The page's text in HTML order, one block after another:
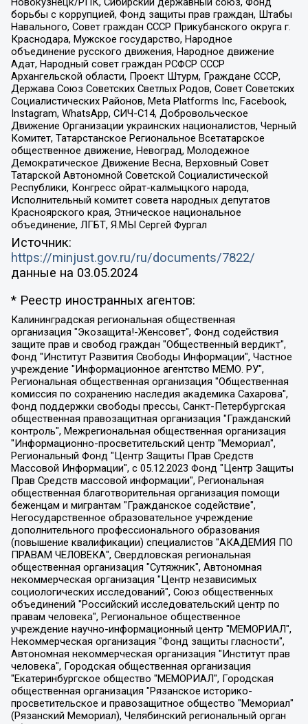
борьбы с коррупцией, Фонд защиты прав граждан, Штабы
Навального, Совет граждан СССР Прикубанского округа г.
Краснодара, Мужское государство, Народное
объединение русского движения, Народное движение
Адат, Народный совет граждан РСФСР СССР
Архангельской области, Проект Штурм, Граждане СССР,
Держава Союз Советских Светлых Родов, Совет Советских
Социалистических Районов, Meta Platforms Inc, Facebook,
Instagram, WhatsApp, СИЧ-С14, Добровольческое
Движение Организации украинских националистов, Черный
Комитет, Татарстанское Региональное Всетатарское
общественное движение, Невоград, Молодежное
Демократическое Движение Весна, Верховный Совет
Татарской Автономной Советской Социалистической
Республики, Конгресс ойрат-калмыцкого народа,
Исполнительный комитет совета народных депутатов
Красноярского края, Этническое национальное
объединение, ЛГБТ, Я.МЫ Сергей Фургал
Источник:
https://minjust.gov.ru/ru/documents/7822/
данные на 03.05.2024
* Реестр иностранных агентов:
Калининградская региональная общественная организация "Экозащита!-Женсовет", Фонд содействия защите прав и свобод граждан "Общественный вердикт", Фонд "Институт Развития Свободы Информации", Частное учреждение "Информационное агентство МЕМО. РУ", Региональная общественная организация "Общественная комиссия по сохранению наследия академика Сахарова", Фонд поддержки свободы прессы, Санкт-Петербургская общественная правозащитная организация "Гражданский контроль", Межрегиональная общественная организация "Информационно-просветительский центр "Мемориал", Региональный Фонд "Центр Защиты Прав Средств Массовой Информации", с 05.12.2023 Фонд "Центр Защиты Прав Средств массовой информации", Региональная общественная благотворительная организация помощи беженцам и мигрантам "Гражданское содействие", Негосударственное образовательное учреждение дополнительного профессионального образования (повышение квалификации) специалистов "АКАДЕМИЯ ПО ПРАВАМ ЧЕЛОВЕКА", Свердловская региональная общественная организация "Сутяжник", Автономная некоммерческая организация "Центр независимых социологических исследований", Союз общественных объединений "Российский исследовательский центр по правам человека", Региональное общественное учреждение научно-информационный центр "МЕМОРИАЛ", Некоммерческая организация "Фонд защиты гласности", Автономная некоммерческая организация "Институт прав человека", Городская общественная организация "Екатеринбургское общество "МЕМОРИАЛ", Городская общественная организация "Рязанское историко-просветительское и правозащитное общество "Мемориал" (Рязанский Мемориал), Челябинский региональный орган общественной самодеятельности – женское общественное объединение "Женщины Евразии", Челябинский региональный орган общественной самодеятельности "Уральская правозащитная группа", Фонд содействия защите здоровья и социальной справедливости имени Андрея Рылькова, Автономная Некоммерческая Организация "Аналитический Центр Юрия Левады", Автономная некоммерческая организация социальной поддержки населения "Проект Апрель", Региональная общественная организация помощи женщинам и детям, находящимся в кризисной ситуации "Информационно-методический центр "Анна", Фонд содействия развитию массовых коммуникаций и правовому просвещению "Так-так-Так", Фонд содействия устойчивому развитию "Серебряная тайга", Свердловский региональный общественный фонд социальных проектов "Новое время", "Idel.Реалии", Кавказ.Реалии, Крым.Реалии, Телеканал Настоящее Время, Татаро-башкирская служба Радио Свобода (Azatliq Radiosi), Радио Свободная Европа/Радио Свобода (PCE/PC), "Сибирь.Реалии", "Фактограф", Благотворительный фонд помощи осужденным и их семьям, Автономная некоммерческая организация "Институт глобализации и социальных движений", Фонд "В защиту прав заключенных", Частное учреждение "Центр поддержки и содействия развитию средств массовой информации", Пензенский региональный общественный благотворительный фонд "Гражданский союз", "Север.Реалии", Некоммерческая организация Фонд "Правовая инициатива", Общество с ограниченной ответственностью "Радио Свободная Европа/Радио Свобода", Чешское информационное агентство "MEDIUM-ORIENT", Красноярская региональная общественная организация "Мы против СПИДа", Камалягин Денис Николаевич, Маркелов Сергей Евгеньевич, Пономарев Лев Александрович, Савицкая Людмила Алексеевна, Автономная некоммерческая организация "Центр по работе с проблемой насилия "НАСИЛИЮ.НЕТ", Межрегиональный профессиональный союз работников здравоохранения "Альянс врачей", Юридическое лицо, зарегистрированное в Латвийской Республике, SIA "Medusa Project" (регистрационный номер 40103797863, дата регистрации 10.06.2014), Некоммерческая организация "Фонд по борьбе с коррупцией", Автономная некоммерческая организация "Институт права и публичной политики", Баданин Роман Сергеевич, Гликин Максим Александрович, Железнова Мария Михайловна, Лукьянова Юлия Сергеевна, Маетная Елизавета Витальевна, Маняхин Петр Борисович, Чуракова Ольга Владимировна, Ярош Юлия Петровна, Юридическое лицо "The Insider SIA", зарегистрированное в Риге, Латвийская Республика (дата регистрации 26.06.2015), являющееся администратором доменного имени интернет-издания "The Insider SIA", https://theins.ru, Постернак Алексей Евгеньевич, Рубин Михаил Аркадьевич, Анин Роман Александрович, Юридическое лицо Istories fonds, зарегистрированное в Латвийской Республике (регистрационный номер 50008295751, дата регистрации 24.02.2020), Великовский Дмитрий Александрович, Долинина Ирина Николаевна, Мароховская Алеся Алексеевна, Шлейнов Роман Юрьевич, Шмагун Олеся Валентиновна, Общество с ограниченной ответственностью "Альтаир 2021", Общество с ограниченной ответственностью "Вега 2021", Общество с ограниченной ответственностью "Главный редактор 2021", Общество с ограниченной ответственностью "Ромашки монолит", Важенков Артем Валерьевич, Ивановская областная общественная организация "Центр гендерных исследований", Гурман Юрий Альбертович, Медиапроект "ОВД-Инфо", Егоров Владимир Владимирович, Жилинский Владимир Александрович, Общество с ограниченной ответственностью "ЗП", Иванова София Юрьевна, Карезина Инна Павловна, Кильтау Екатерина Викторовна, Петров Алексей Викторович, Пискунов Сергей Евгеньевич, Смирнов Сергей Сергеевич, Тихонов Михаил Сергеевич, Общество с ограниченной ответственностью "ЖУРНАЛИСТ-ИНОСТРАННЫЙ АГЕНТ", Арапова Галина Юрьевна, Вольтская Татьяна Анатольевна, Американская компания "Mason G.E.S. Anonymous Foundation" (США), являющаяся владельцем интернет-издания https://mnews.world/, Компания "Stichting Bellingcat", зарегистрированная в Нидерландах (дата регистрации 11.07.2018), Захаров Андрей Вячеславович, Клепиковская Екатерина Дмитриевна, Общество с ограниченной ответственностью "МЕМО", Перл Роман Александрович, Симонов Евгений Алексеевич, Соловьева Елена Анатольевна, Сотников Даниил Владимирович, Сурначева Елизавета Дмитриевна, Автономная некоммерческая организация по защите прав человека и информированию населения "Якутия – Наше Мнение", Общество с ограниченной ответственностью "Москоу диджитал медиа", с 26.01.2023 Общество с ограниченной ответственностью "Чайка Белые сады", Ветошкина Валерия Валерьевна, Заговора Максим Александрович, Межрегиональное общественное движение "Российская ЛГБТ - сеть", Оленичев Максим Владимирович, Павлов Иван Юрьевич, Скворцова Елена Сергеевна, Общество с ограниченной ответственностью "Как бы инагент", Кочетков Игорь Викторович, Общество с ограниченной ответственностью "Честные выборы", Еланчик Олег Александрович, Общество с ограниченной ответственностью "Нобелевский призыв", Гималова Регина Эмилевна, Григорьев Андрей Валерьевич, Григорьева Алина Александровна, Ассоциация по содействию защите прав призывников, альтернативнослужащих и военнослужащих "Правозащитная группа "Гражданин.Армия.Право", Хисамова Регина Фаритовна, Автономная некоммерческая организация по реализации социально-правовых программ "Лилит", Дальневосточное общественное движение "Маяк", Санкт-Петербургская ЛГБТ-инициативная группа "Выход", Инициативная группа ЛГБТ+ "Реверс", Алексеев Андрей Викторович, Бекбулатова Таисия Львовна, Беляев Иван Михайлович, Владыкина Елена Сергеевна, Гельман Марат Александрович, Никульшина Вероника Юрьевна, Толоконникова Надежда Андреевна, Шендерович Виктор Анатольевич, Общество с ограниченной ответственностью "Данное сообщение", Общество с ограниченной ответственностью Издательский дом "Новая глава", Айнбиндер Александра Александровна, Московский комьюнити-центр для ЛГБТ+инициатив, Благотворительный фонд развития филантропии, Deutsche Welle (Германия, Kurt-Schumacher-Strasse 3, 53113 Bonn), Борзунова Мария Михайловна, Воробьев Виктор Викторович, Голубева Анна Львовна, Константинова Алла Михайловна, Малкова Ирина Владимировна, Мурадов Мурад Абдулгалимович, Осетинская Елизавета Николаевна, Понасенков Евгений Николаевич, Ганапольский Матвей Юрьевич, Киселев Евгений Алексеевич, Борухович Ирина Григорьевна, Дремин Иван Тимофеевич, Дубровский Дмитрий Викторович, Красноярская региональная общественная организация поддержки и развития альтернативных образовательных технологий и межкультурных коммуникаций "ИНТЕРРА", Маяковская Екатерина Алексеевна, Фейгин Марк Захарович, Филимонов Андрей Викторович, Дзугкоева Регина Николаевна, Доброхотов Роман Александрович, Дудь Юрий Александрович, Елкин Сергей Владимирович, Кругликов Кирилл Игоревич, Сабунаева Мария Леонидовна, Семенов Алексей Владимирович, Шаинян Карен Багратович, Шульман Екатерина Михайловна, Асафьев Артур Валерьевич, Вахштайн Виктор Семенович, Венедиктов Алексей Алексеевич, Лушникова Екатерина Евгеньевна, Волков Леонид Михайлович, Невзоров Александр Глебович, Пархоменко Сергей Борисович, Сироткин Ярослав Николаевич, Кара-Мурза Владимир Владимирович, Баранова Наталья Владимировна, Гозман Леонид Яковлевич, Кагарлицкий Борис Юльевич, Климарев Михаил Валерьевич, Милов Владимир Станиславович, Автономная некоммерческая организация Краснодарский центр современного искусства "Типография", Моргенштерн Алишер Тагирович, Соболь Любовь Эдуардовна, Общество с ограниченной ответственностью "ЛИЗА НОРМ", Каспаров Гарри Кимович, Ходорковский Михаил Борисович, Общество с ограниченной ответственностью "Апрельские тезисы", Данилович Ирина Брониславовна, Кашин Олег Владимирович, Петров Николай Владимирович, Пивоваров Алексей Владимирович, Соколов Михаил Владимирович, Цветкова Юлия Владимировна, Чичваркин Евгений Александрович, Комитет против пыток/Команда против пыток, Общество с ограниченной ответственностью "Первый научный", Общество с ограниченной ответственностью "Вертолет и ко", Белоцерковская Вероника Борисовна, Кац Максим Евгеньевич, Лазарева Татьяна Юрьевна, Шаведдинов Руслан Табризович, Яшин Илья Валерьевич, Общество с ограниченной ответственностью "Иноагент ААВ", Алешковский Дмитрий Петрович, Альбац Евгения Марковна, Быков Дмитрий Львович, Галямина Юлия Евгеньевна, Лойко Сергей Леонидович, Мартынов Кирилл Константинович, Медведев Сергей Александрович, Крашенинников Федор Геннадиевич, Гордеева Катерина Вл